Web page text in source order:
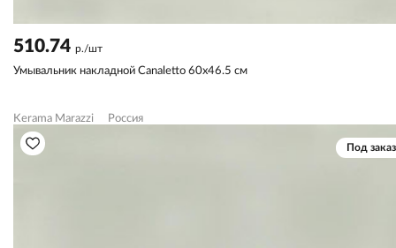
510.74 р./шт
Умывальник накладной Canaletto 60х46.5 см
Kerama Marazzi Россия
Под заказ